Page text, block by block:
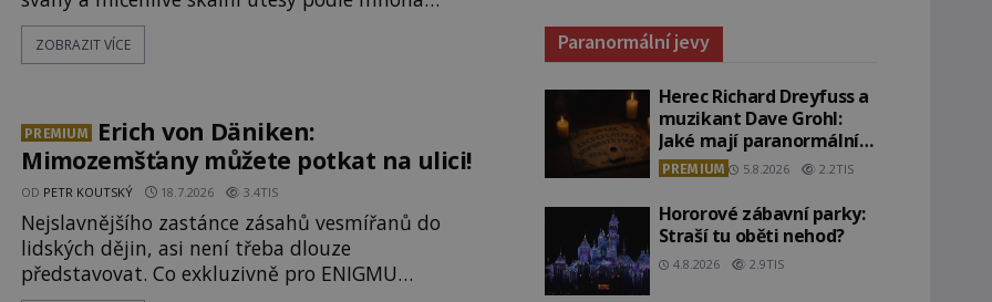
svědectví fungují jako anomální zóny, kde
selhává lidské vnímání času i prostoru. Geologické
propojují prastaré pohanské kulty, keltské
svatyně a zprávy o lidech, kteří v
ZOBRAZIT VÍCE
PREMIUM
Erich von Däniken:
Mimozemšťany můžete potkat na ulici!
OD PETR KOUTSKÝ 18.7.2026 3.4TIS
Nejslavnějšího zastánce zásahů vesmířanů do
lidských dějin, asi není třeba dlouze
představovat. Co exkluzivně pro ENIGMU
Paranormální jevy
Herec Richard Dreyfuss a
muzikant Dave Grohl:
Jaké mají paranormální
zážitky?
PREMIUM 5.8.2026 2.2TIS
Hororové zábavní parky:
Straší tu oběti nehod?
4.8.2026 2.9TIS